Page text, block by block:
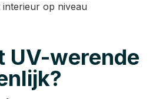
op niveau
UV-werende